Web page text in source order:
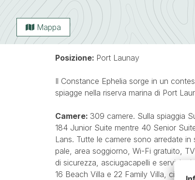
Mappa
Posizione: Port Launay
Il Constance Ephelia sorge in un
spiagge nella riserva marina di Port
Camere: 309 camere. Sulla spiaggia
184 Junior Suite mentre 40 Senior
Lans. Tutte le camere sono arredate
pale, area soggiorno, Wi-Fi gratuito,
di sicurezza, asciugacapelli e servizi
16 Beach Villa e 22 Family Villa,